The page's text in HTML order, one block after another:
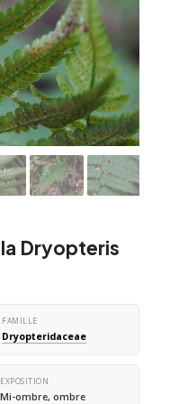
Dryopteris
FAMILLE
Dryopteridaceae
EXPOSITION
Mi-ombre, ombre